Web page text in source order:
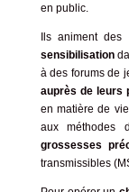
en public.
Ils animent des
sensibilisation
à des forums de
auprès de leurs
en matière de
aux méthodes
grossesses
transmissibles